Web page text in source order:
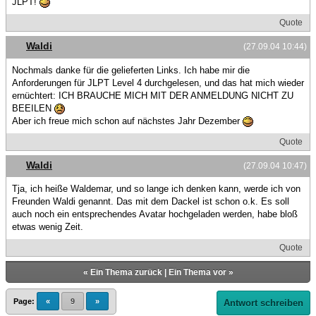
Quote
(27.09.04 10:44)
Waldi
Nochmals danke für die gelieferten Links. Ich habe mir die
Anforderungen für JLPT Level 4 durchgelesen, und das hat mich wieder
ernüchtert: ICH BRAUCHE MICH MIT DER ANMELDUNG NICHT ZU
BEEILEN
Aber ich freue mich schon auf nächstes Jahr Dezember
Quote
(27.09.04 10:47)
Waldi
Tja, ich heiße Waldemar, und so lange ich denken kann, werde ich von
Freunden Waldi genannt. Das mit dem Dackel ist schon o.k. Es soll
auch noch ein entsprechendes Avatar hochgeladen werden, habe bloß
etwas wenig Zeit.
Quote
« Ein Thema zurück| Ein Thema vor»
Page: « 9 » Antwort schreiben